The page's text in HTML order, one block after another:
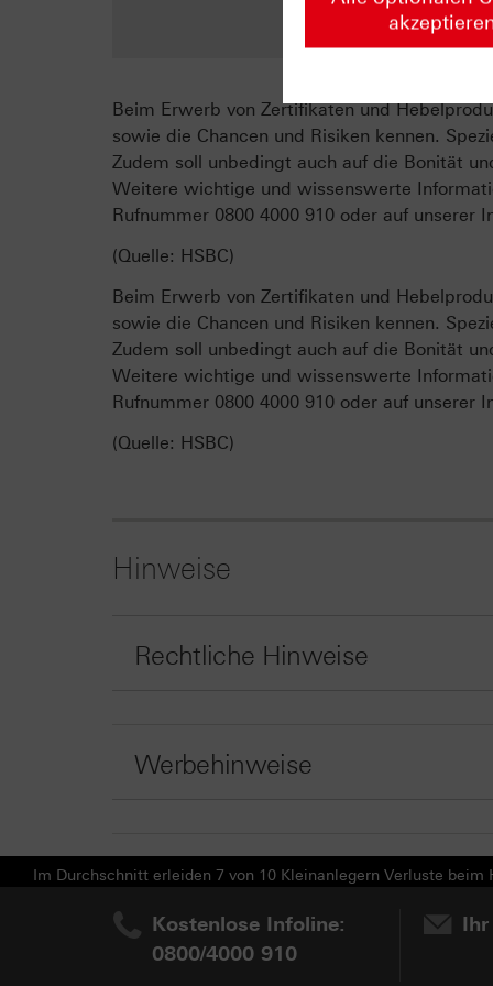
Beim Erwerb von Zertifikaten und
sowie die Chancen und Risiken kennen.
Zudem soll unbedingt auch auf die Bonität
Weitere wichtige und wissenswerte
Rufnummer 0800 4000 910 oder auf
(Quelle: HSBC)
Beim Erwerb von Zertifikaten und
sowie die Chancen und Risiken kennen.
Zudem soll unbedingt auch auf die Bonität
Weitere wichtige und wissenswerte
Rufnummer 0800 4000 910 oder auf
(Quelle: HSBC)
Hinweise
Rechtliche Hinweise
Werbehinweise
Im Durchschnitt erleiden 7 von 10 Kleinanlegern Verluste
Kostenlose Infoline:
0800/4000 910